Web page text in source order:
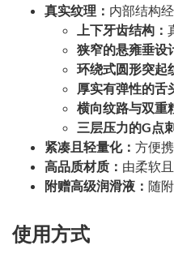
真实纹理： 内部结构
上下牙齿结构：
狭窄的悬雍垂设
环绕式圆形突起
厚实有弹性的舌
横向纹路与双重
三层压力的G点
紧凑且轻量化： 方便
高品质材质： 由柔软
附赠高级润滑液： 随
使用方式